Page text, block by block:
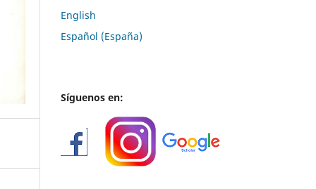
English
Español (España)
Síguenos en: